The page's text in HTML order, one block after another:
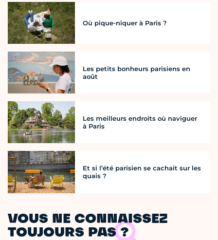
Où pique-niquer à Paris ?
Les petits bonheurs parisiens en
août
Les meilleurs endroits où naviguer
à Paris
Et si l’été parisien se cachait sur les
quais ?
VOUS NE CONNAISSEZ
TOUJOURS PAS ?